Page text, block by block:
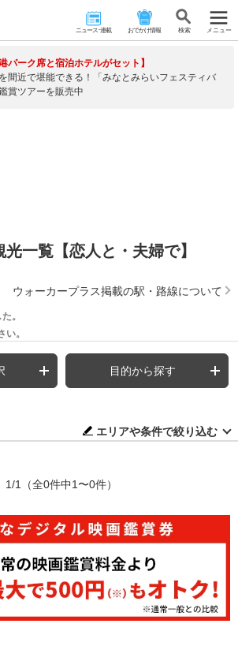
ニュース･連載 おでかけ情報 検 索 メニュー
港パーク席と宿泊ホテルがセット】
間近で堪能できる！「みなとみらいフェスティバ
賞ツアーを販売中
一覧【恋人と・夫婦で】
ウォーカープラス掲載の駅・路線について
。
。
目的から探す
エリアや条件で絞り込む
1/1 （全0件中1〜0件）